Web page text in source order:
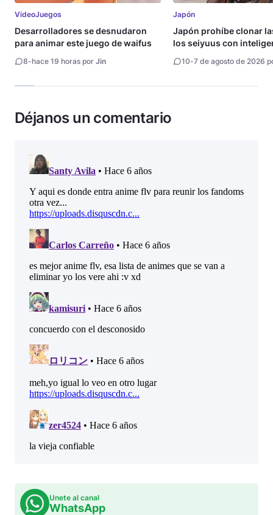
VideoJuegos
Desarrolladores se desnudaron
para animar este juego de waifus
8-hace 19 horas por Jin
Japón
Japón prohíbe clonar
los seiyuus con
10-7 de agosto de 2026
Déjanos un comentario
Unete al canal
WhatsApp